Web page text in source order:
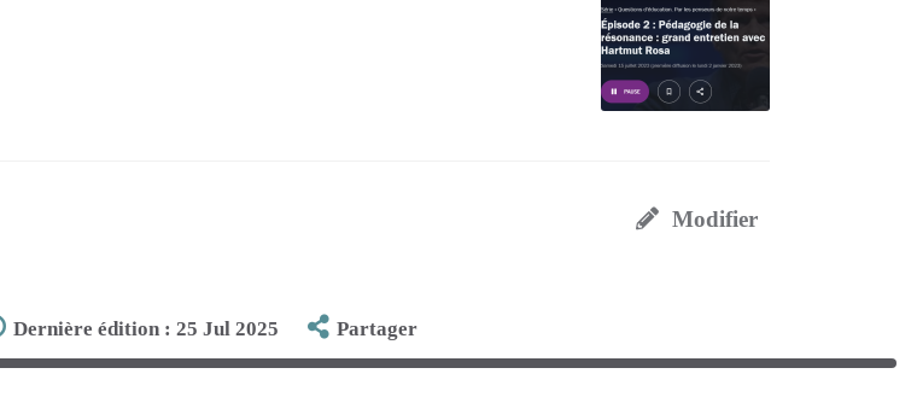
Modifier
Dernière édition : 25 Jul 2025 Partager